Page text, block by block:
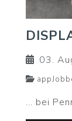
03.
... bei